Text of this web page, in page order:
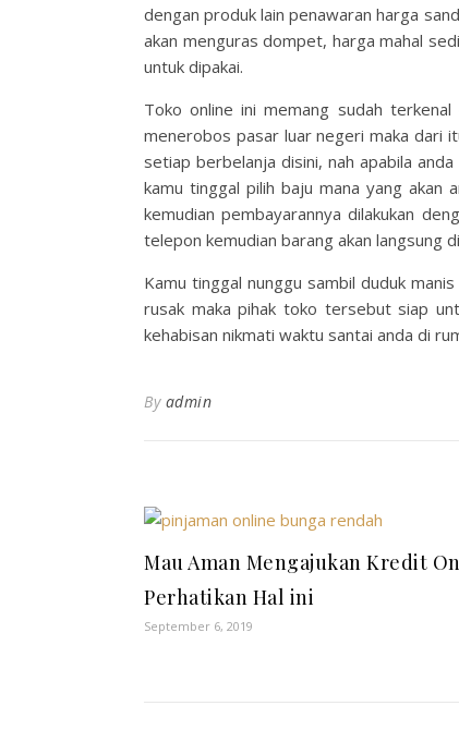
dengan produk lain penawaran harga
akan menguras dompet, harga mahal
untuk dipakai.
Toko online ini memang sudah
menerobos pasar luar negeri maka dari
setiap berbelanja disini, nah apabila
kamu tinggal pilih baju mana yang akan
kemudian pembayarannya dilakukan
telepon kemudian barang akan langsung
Kamu tinggal nunggu sambil duduk
rusak maka pihak toko tersebut siap
kehabisan nikmati waktu santai anda di
By admin
Mau Aman Mengajukan Kredit
Perhatikan Hal ini
September 6, 2019